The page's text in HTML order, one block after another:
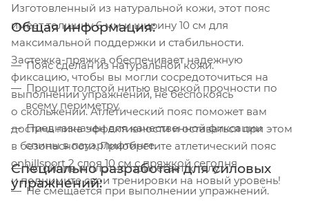
Изготовленный из натуральной кожи, этот пояс
имеет толщину 6 мм и ширину 10 см для
максимальной поддержки и стабильности.
Застежка-пряжка обеспечивает надежную
фиксацию, чтобы вы могли сосредоточиться на
выполнении упражнений, не беспокоясь
о скольжении. Атлетический пояс поможет вам
достичь пика эффективности и оставаться при этом
в безопасности. Приобретите атлетический пояс
onhillsport 2 слоя 10 см с пряжкой сегодня
и поднимите свои тренировки на новый уровень!
Общая информация:
Пояс сделан из натуральной кожи.
Прошит толстой нитью высокой прочности по
всему периметру.
Предназначен для качественной фиксации
спины в пауэрлифтинге.
Устойчив и плотно прилегает к телу.
Не смещается при выполнении упражнений.
Специально разработан для силовых
упражнений: